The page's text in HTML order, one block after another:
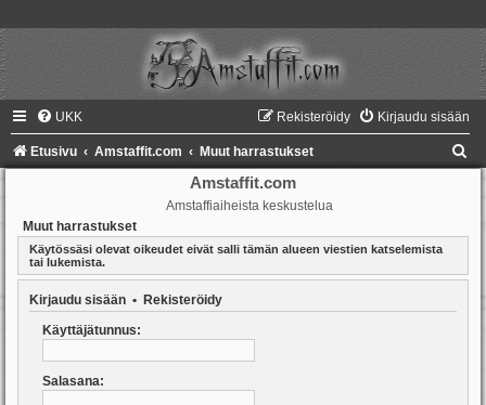
UKK Kirjaudu sisään
Rekisteröidy
Etusivu Amstaffit.com Muut harrastukset
Amstaffit.com
Amstaffiaiheista keskustelua
Muut harrastukset
Käytössäsi olevat oikeudet eivät salli tämän alueen viestien katselemista
tai lukemista.
Kirjaudu sisään • Rekisteröidy
Käyttäjätunnus:
Salasana: